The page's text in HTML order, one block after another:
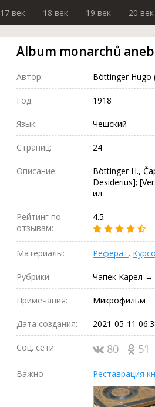
17 век 18 век 19 век 20 век
Album monarchů
Автор: Böttinger Hugo
Год: 1918
Язык: Чешский
Страниц: 24
Описание:
Böttinger H.,
Desiderius];
ил
Рейтинг по
отзывам:
4.5
Материалы: Реферат,
Рубрики: Чапек Карел →
Примечания: Микрофильм
Дата создания: 2021-05-11
Соц. сети: 80 51
Важно Реставрация